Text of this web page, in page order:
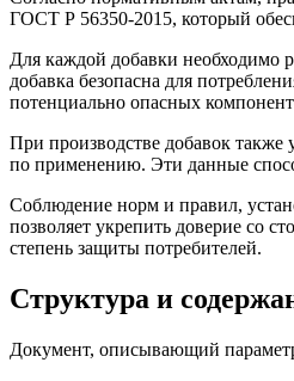
ГОСТ Р 56350-2015, который
Для каждой добавки необходимо
добавка безопасна для
потенциально опасных
При производстве добавок
по применению. Эти данные
Соблюдение норм и правил,
позволяет укрепить доверие со
степень защиты потребителей.
Структура и
Документ, описывающий